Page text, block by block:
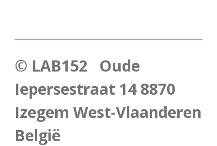
© LAB152 Oude
Iepersestraat 14 8870
Izegem West-Vlaanderen
België